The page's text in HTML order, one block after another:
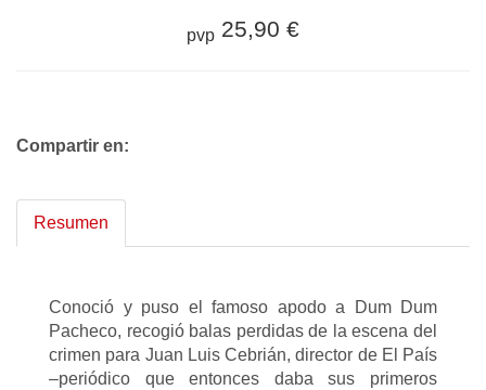
pvp 25,90 €
Compartir en:
Resumen
Conoció y puso el famoso apodo a Dum Dum
Pacheco, recogió balas perdidas de la escena del
crimen para Juan Luis Cebrián, director de El País
–periódico que entonces daba sus primeros